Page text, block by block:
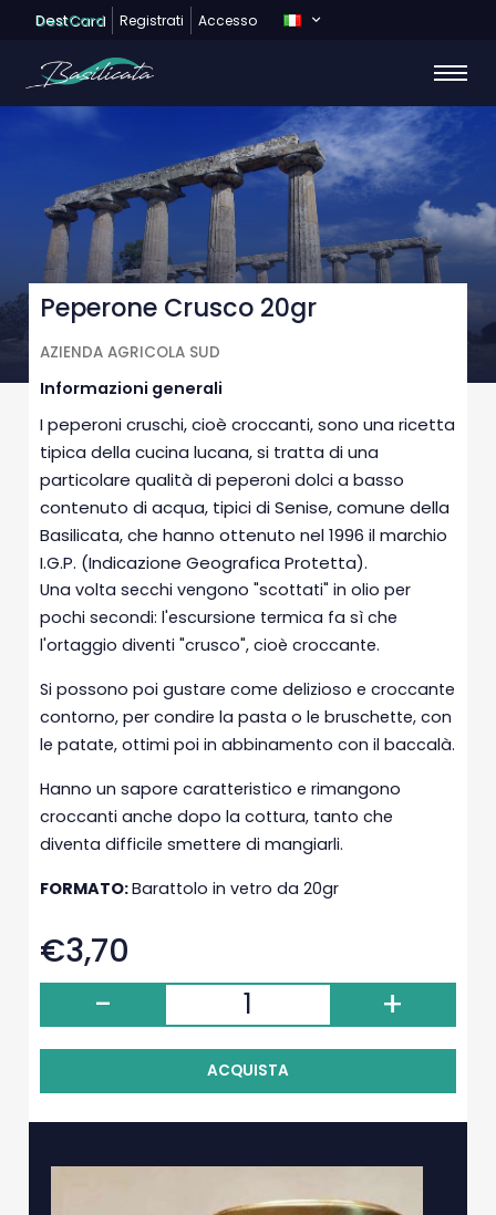
DestCard Registrati Accesso
Peperone Crusco 20gr
AZIENDA AGRICOLA SUD
Informazioni generali
I peperoni cruschi, cioè croccanti, sono una ricetta
tipica della cucina lucana, si tratta di una
particolare qualità di peperoni dolci a basso
contenuto di acqua, tipici di Senise, comune della
Basilicata, che hanno ottenuto nel 1996 il marchio
I.G.P. (Indicazione Geografica Protetta).
Una volta secchi vengono "scottati" in olio per
pochi secondi: l'escursione termica fa sì che
l'ortaggio diventi "crusco", cioè croccante.
Si possono poi gustare come delizioso e croccante
contorno, per condire la pasta o le bruschette, con
le patate, ottimi poi in abbinamento con il baccalà.
Hanno un sapore caratteristico e rimangono
croccanti anche dopo la cottura, tanto che
diventa difficile smettere di mangiarli.
FORMATO:Barattolo in vetro da 20gr
€3,70
- +
ACQUISTA